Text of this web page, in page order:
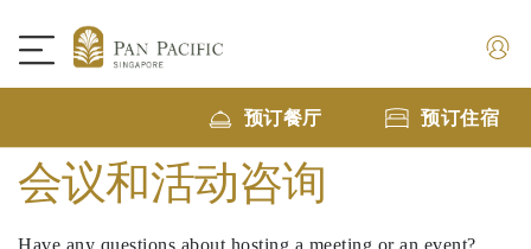
预订餐厅 预订住宿
会议和活动咨询
Have any questions about hosting a meeting or an event?